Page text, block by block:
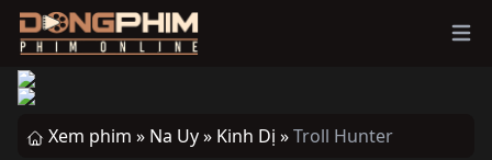
Xem phim » Na Uy » Kinh Dị »Troll Hunter